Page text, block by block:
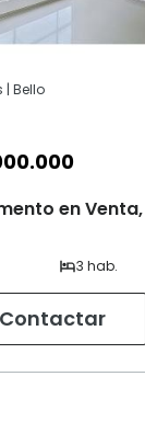
Bello
en
Contactar